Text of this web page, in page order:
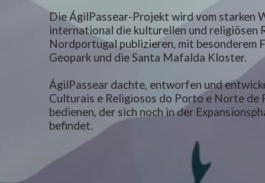
Die ÁgilPassear-Projekt wird vom starken
international die kulturellen und religiösen
Nordportugal publizieren, mit besonderem
Geopark und die Santa Mafalda Kloster.
ÁgilPassear dachte, entworfen und
Culturais e Religiosos do Porto e Norte de
bedienen, der sich noch in der
befindet.